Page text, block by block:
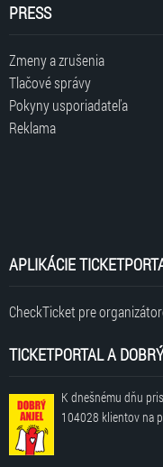
PRESS
Zmeny a zrušenia
Tlačové správy
Pokyny usporiadateľa
Reklama
APLIKÁCIE
CheckTicket pre
TICKETPORTAL A
K dnešnému dňu
104028 klientov na